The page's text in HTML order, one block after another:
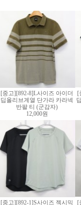
[중고][892-8]L사이즈 아이더
딥올리브계열 단가라 카라넥
반팔 티 (군감자)
12,000원
[
[중고][892-1]S사이즈 젝시믹
[